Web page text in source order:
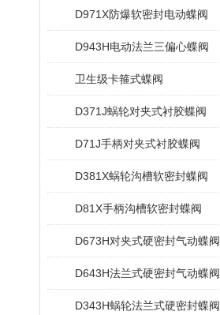
D971X防爆软密封电动蝶阀
D943H电动法兰三偏心蝶阀
卫生级卡箍式蝶阀
D371J蜗轮对夹式衬胶蝶阀
D71J手柄对夹式衬胶蝶阀
D381X蜗轮沟槽软密封蝶阀
D81X手柄沟槽软密封蝶阀
D673H对夹式硬密封气动蝶阀
D643H法兰式硬密封气动蝶阀
D343H蜗轮法兰式硬密封蝶阀